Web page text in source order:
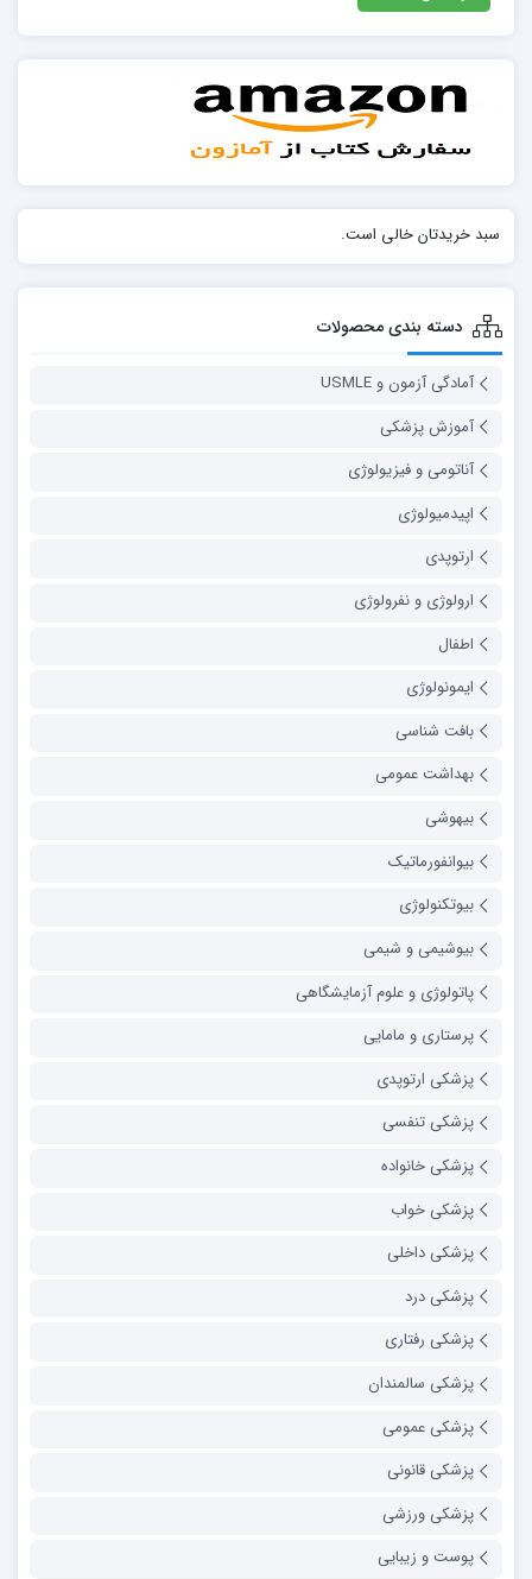
سبد خریدتان خالی است.
دسته بندی محصولات
آمادگی آزمون و USMLE
آموزش پزشکی
آناتومی و فیزیولوژی
اپیدمیولوژی
ارتوپدی
ارولوژی و نفرولوژی
اطفال
ایمونولوژی
بافت شناسی
بهداشت عمومی
بیهوشی
بیوانفورماتیک
بیوتکنولوژی
بیوشیمی و شیمی
پاتولوژی و علوم آزمایشگاهی
پرستاری و مامایی
پزشکی ارتوپدی
پزشکی تنفسی
پزشکی خانواده
پزشکی خواب
پزشکی داخلی
پزشکی درد
پزشکی رفتاری
پزشکی سالمندان
پزشکی عمومی
پزشکی قانونی
پزشکی ورزشی
پوست و زیبایی